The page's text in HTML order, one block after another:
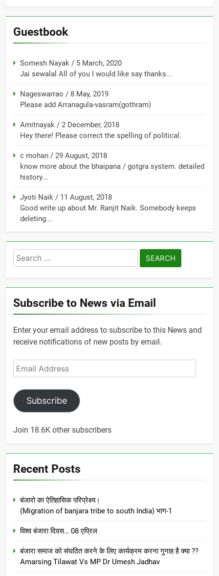
Guestbook
Somesh Nayak / 5 March, 2020
Jai sewalal All of you I would like say thanks...
Nageswarrao / 8 May, 2019
Please add Arranagula-vasram(gothram)
Amitnayak / 2 December, 2018
Hey there! Please correct the spelling of political.
c mohan / 29 August, 2018
know more about the bhaipana / gotgra system. detailed
history...
Jyoti Naik / 11 August, 2018
Good write up about Mr. Ranjit Naik. Somebody keeps
deleting...
Search
for:
Subscribe to News via Email
Enter your email address to subscribe to this News and
receive notifications of new posts by email.
Email
Address
Subscribe
Join 18.6K other subscribers
Recent Posts
बंजारो का ऐतिहासिक परिप्रेक्ष्य।
(Migration of banjara tribe to south India) भाग-1
विश्व बंजारा दिवस… 08 एप्रिल
बंजारा समाज को संघठित करने के लिए कार्यक्रम करना गुनाह है क्या ??
Amarsing Tilawat Vs MP Dr Umesh Jadhav